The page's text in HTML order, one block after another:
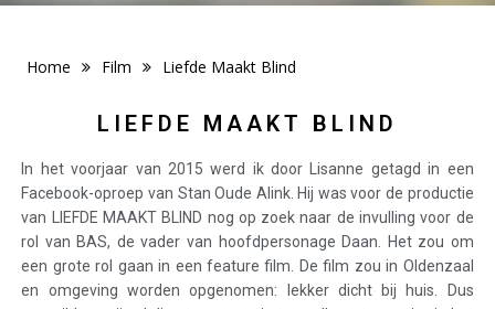
Home Film Liefde Maakt Blind
LIEFDE MAAKT BLIND
In het voorjaar van 2015 werd ik door Lisanne getagd in een
Facebook-oproep van Stan Oude Alink. Hij was voor de productie
van LIEFDE MAAKT BLIND nog op zoek naar de invulling voor de
rol van BAS, de vader van hoofdpersonage Daan. Het zou om
een grote rol gaan in een feature film. De film zou in Oldenzaal
en omgeving worden opgenomen: lekker dicht bij huis. Dus